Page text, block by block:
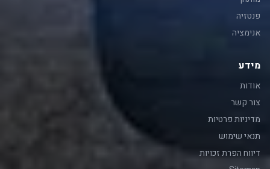
פנטזיה
אנימציה
מידע
אודות
צור קשר
מדיניות פרטיות
תנאי שימוש
דיווח הפרת זכויות